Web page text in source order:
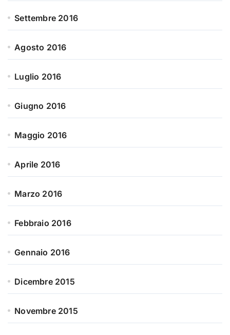
Settembre 2016
Agosto 2016
Luglio 2016
Giugno 2016
Maggio 2016
Aprile 2016
Marzo 2016
Febbraio 2016
Gennaio 2016
Dicembre 2015
Novembre 2015